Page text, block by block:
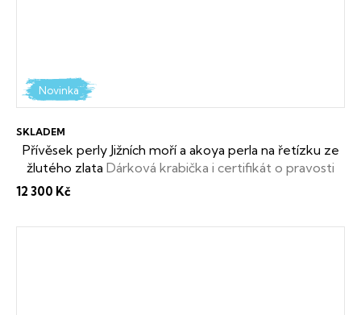
Novinka
Přívěsek perly Jižních moří a akoya perla na řetízku ze
žlutého zlata Dárková krabička i certifikát o pravosti
SKLADEM
12 300 Kč